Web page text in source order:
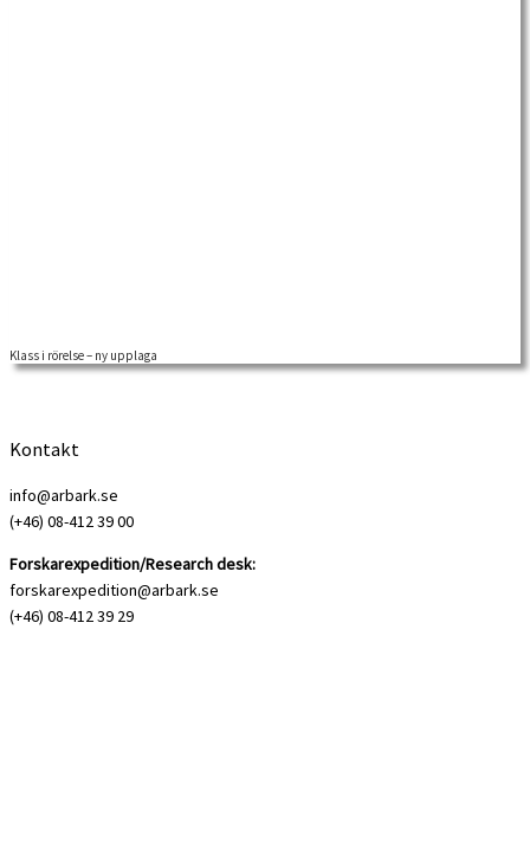
Klass i rörelse – ny upplaga
Kontakt
info@arbark.se
(+46) 08-412 39 00
Forskarexpedition/Research desk:
forskarexpedition@arbark.se
(+46) 08-412 39 29